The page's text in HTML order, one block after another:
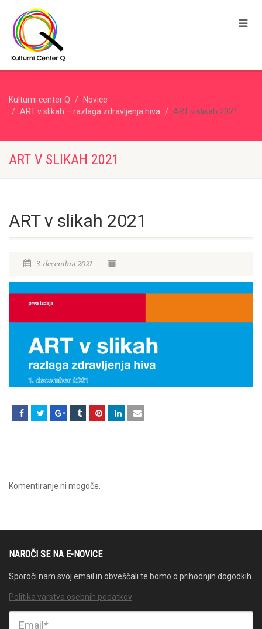
Kulturni center Q
Novice
ART v slikah – razlaga zdravljenja hiva
ART v slikah 2021
ART V SLIKAH 2021
ART v slikah 2021
3. decembra 2021
Komentiranje ni mogoče.
NAROČI SE NA E-NOVICE
Sporoči nam svoj email in obveščali te bomo o prihodnjih dogodkih.
Politika varstva osebnih podatkov